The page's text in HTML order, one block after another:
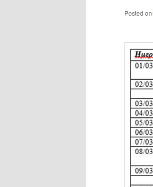
Posted on